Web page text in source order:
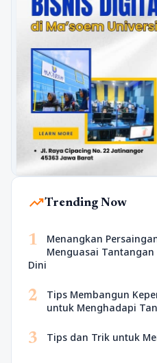
trending_upTrending Now
1
Menangkan
Menguasai
Dini
2
Tips Membangun
untuk Menghadapi
3 Tips dan Trik untuk